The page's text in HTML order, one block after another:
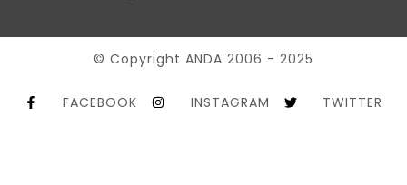
© Copyright ANDA 2006 - 2025
FACEBOOK INSTAGRAM TWITTER